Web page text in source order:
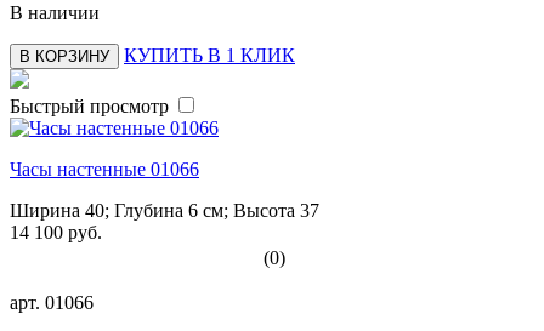
В наличии
В КОРЗИНУ КУПИТЬ В 1 КЛИК
Быстрый просмотр
Часы настенные 01066
Ширина 40; Глубина 6 см; Высота 37
14 100 руб.
(0)
арт. 01066